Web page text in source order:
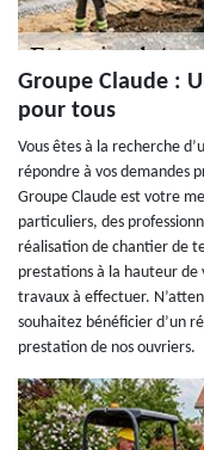
Groupe Claude :
pour tous
Vous êtes à la recherche
répondre à vos demandes
Groupe Claude est votre
particuliers, des
réalisation de chantier de
prestations à la hauteur de
travaux à effectuer.
souhaitez bénéficier d’un
prestation de nos ouvriers.